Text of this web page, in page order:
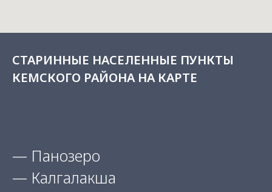
СТАРИННЫЕ НАСЕЛЕННЫЕ ПУНКТЫ
КЕМСКОГО РАЙОНА НА КАРТЕ
— Панозеро
— Калгалакша